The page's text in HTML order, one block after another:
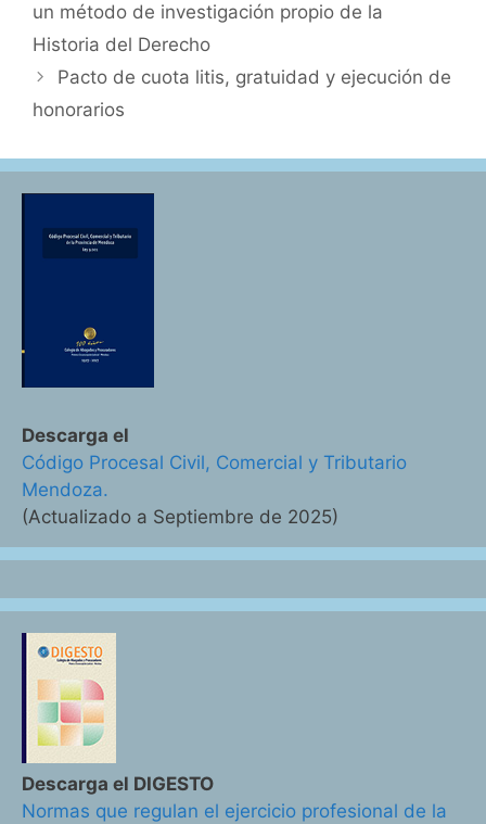
un método de investigación propio de la
Historia del Derecho
Pacto de cuota litis, gratuidad y ejecución de
honorarios
Descarga el
Código Procesal Civil, Comercial y Tributario
Mendoza.
(Actualizado a Septiembre de 2025)
Descarga el DIGESTO
Normas que regulan el ejercicio profesional de la